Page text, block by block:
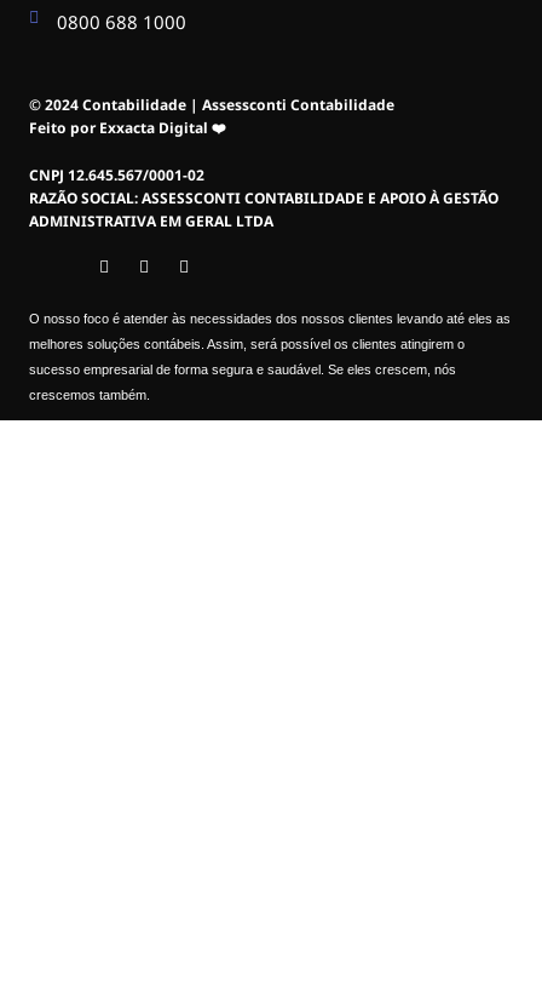
0800 688 1000
© 2024 Contabilidade | Assessconti Contabilidade
Feito por Exxacta Digital ❤️
CNPJ 12.645.567/0001-02
RAZÃO SOCIAL: ASSESSCONTI CONTABILIDADE E APOIO À GESTÃO
ADMINISTRATIVA EM GERAL LTDA
O nosso foco é atender às necessidades dos nossos clientes levando até eles as
melhores soluções contábeis. Assim, será possível os clientes atingirem o
sucesso empresarial de forma segura e saudável. Se eles crescem, nós
crescemos também.